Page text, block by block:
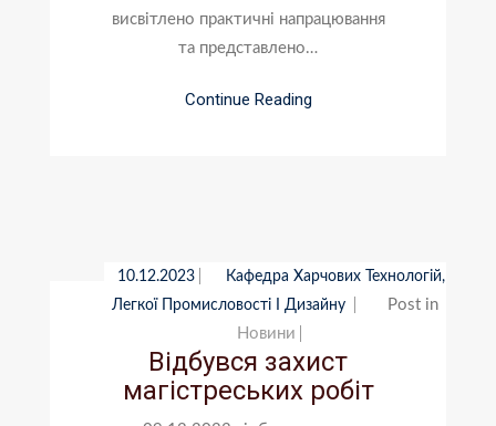
висвітлено практичні напрацювання
та представлено…
Continue Reading
10.12.2023
Кафедра Харчових Технологій,
Легкої Промисловості І Дизайну
Post in
Новини
Відбувся захист
магістреських робіт